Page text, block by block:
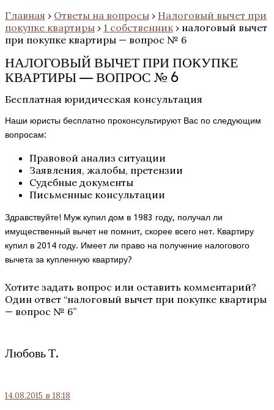
Главная › Ответы на вопросы › Налоговый вычет при
покупке квартиры › 1 собственник › налоговый вычет
при покупке квартиры — вопрос № 6
НАЛОГОВЫЙ ВЫЧЕТ ПРИ ПОКУПКЕ
КВАРТИРЫ — ВОПРОС № 6
Бесплатная юридическая консультация
Наши юристы бесплатно проконсультируют Вас по следующим
вопросам:
Правовой анализ ситуации
Заявления, жалобы, претензии
Судебные документы
Письменные консультации
Здравствуйте! Муж купил дом в 1983 году, получал ли
имущественный вычет не помнит, скорее всего нет. Квартиру
купил в 2014 году. Имеет ли право на получение налогового
вычета за купленную квартиру?
Хотите задать вопрос или оставить комментарий?
Один ответ “налоговый вычет при покупке квартиры
— вопрос № 6”
Любовь Т.
14.08.2015 в 18:18